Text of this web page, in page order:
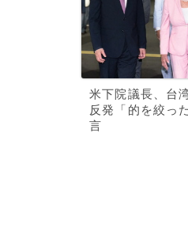
米下院議長、台
反発「的を絞っ
言